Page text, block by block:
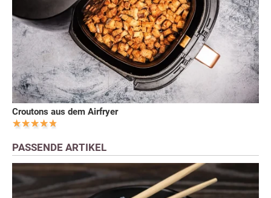
Croutons aus dem Airfryer
PASSENDE ARTIKEL